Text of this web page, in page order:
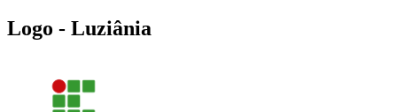
Logo - Luziânia